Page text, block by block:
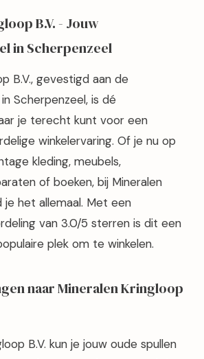
B.V. - Jouw
in Scherpenzeel
B.V., gevestigd aan de
Scherpenzeel, is dé
je terecht kunt voor een
winkelervaring. Of je nu op
kleding, meubels,
of boeken, bij Mineralen
je het allemaal. Met een
van 3.0/5 sterren is dit een
plek om te winkelen.
naar Mineralen Kringloop
B.V. kun je jouw oude spullen